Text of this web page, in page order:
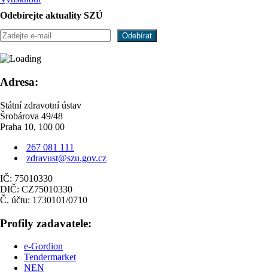
Odebírejte aktuality SZÚ
Adresa:
Státní zdravotní ústav
Šrobárova 49/48
Praha 10, 100 00
267 081 111
zdravust@szu.gov.cz
IČ: 75010330
DIČ: CZ75010330
Č. účtu: 1730101/0710
Profily zadavatele:
e-Gordion
Tendermarket
NEN